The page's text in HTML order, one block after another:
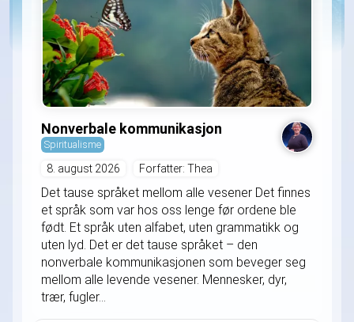
Nonverbale kommunikasjon
Spiritualisme
8. august 2026 Forfatter: Thea
Det tause språket mellom alle vesener Det finnes
et språk som var hos oss lenge før ordene ble
født. Et språk uten alfabet, uten grammatikk og
uten lyd. Det er det tause språket – den
nonverbale kommunikasjonen som beveger seg
mellom alle levende vesener. Mennesker, dyr,
trær, fugler...